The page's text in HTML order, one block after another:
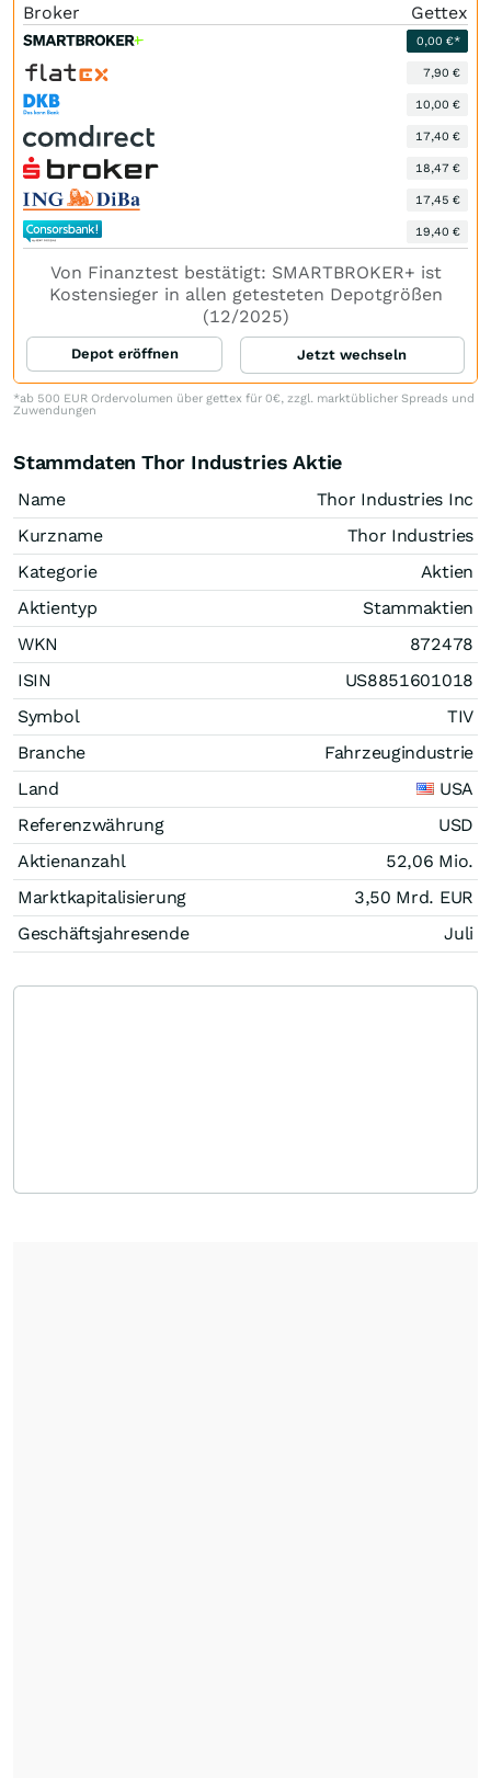
Broker Gettex
0,00 €*
7,90 €
10,00 €
17,40 €
18,47 €
17,45 €
19,40 €
Von Finanztest bestätigt: SMARTBROKER+ ist
Kostensieger in allen getesteten Depotgrößen
(12/2025)
Depot eröffnen Jetzt wechseln
*ab 500 EUR Ordervolumen über gettex für 0€, zzgl. marktüblicher Spreads und
Zuwendungen
Stammdaten Thor Industries Aktie
Name
Thor Industries Inc
Kurzname
Thor Industries
Kategorie
Aktien
Aktientyp
Stammaktien
WKN
872478
ISIN
US8851601018
Symbol
TIV
Branche
Fahrzeugindustrie
Land
USA
Referenzwährung
USD
Aktienanzahl
52,06 Mio.
Marktkapitalisierung
3,50 Mrd. EUR
Geschäftsjahresende
Juli